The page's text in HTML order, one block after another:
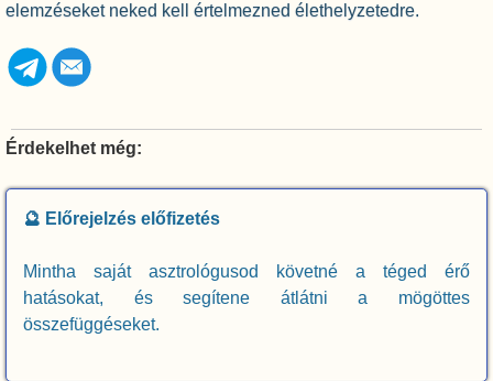
elemzéseket neked kell értelmezned élethelyzetedre.
Érdekelhet még:
🔮 Előrejelzés előfizetés
Mintha saját asztrológusod követné a téged érő
hatásokat, és segítene átlátni a mögöttes
összefüggéseket.